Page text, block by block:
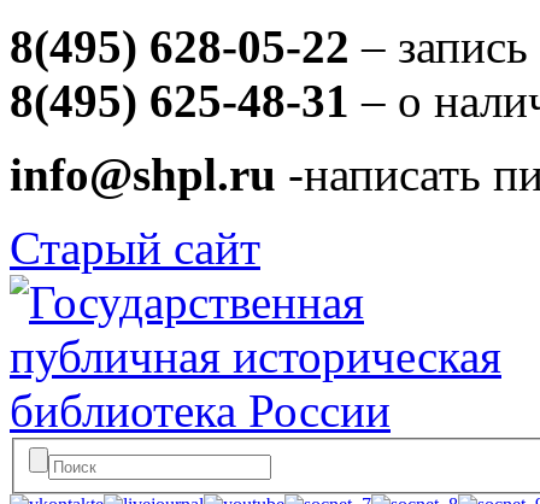
8(495) 628-05-22 –
8(495) 625-48-31 – о
info@shpl.ru -написать
Старый сайт